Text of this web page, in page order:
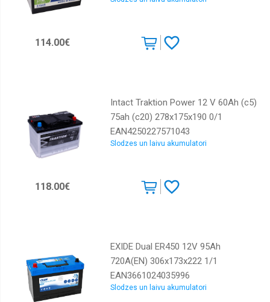
114.00€
Intact Traktion Power 12 V 60Ah (c5)
75ah (c20) 278x175x190 0/1
EAN4250227571043
Slodzes un laivu akumulatori
118.00€
EXIDE Dual ER450 12V 95Ah
720A(EN) 306x173x222 1/1
EAN3661024035996
Slodzes un laivu akumulatori